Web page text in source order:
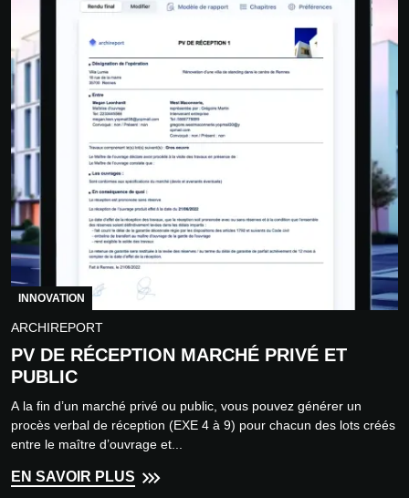
INNOVATION
ARCHIREPORT
PV DE RÉCEPTION MARCHÉ PRIVÉ ET
PUBLIC
A la fin d’un marché privé ou public, vous pouvez générer un
procès verbal de réception (EXE 4 à 9) pour chacun des lots créés
entre le maître d’ouvrage et...
EN SAVOIR PLUS